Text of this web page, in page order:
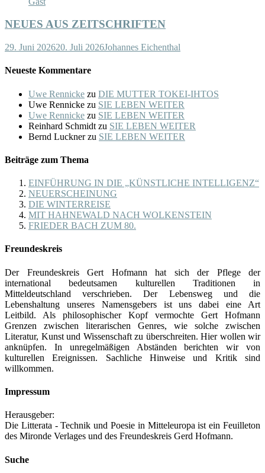
NEUES AUS ZEITSCHRIFTEN
29. Juni 202620. Juli 2026Johannes Eichenthal
Neueste Kommentare
Uwe Rennicke zu DIE MUTTER TOKEI-IHTOS
Uwe Rennicke zu SIE LEBEN WEITER
Uwe Rennicke zu SIE LEBEN WEITER
Reinhard Schmidt zu SIE LEBEN WEITER
Bernd Lucknerzu SIE LEBEN WEITER
Beiträge zum Thema
EINFÜHRUNG IN DIE „KÜNSTLICHE INTELLIGENZ“
NEUERSCHEINUNG
DIE WINTERREISE
MIT HAHNEWALD NACH WOLKENSTEIN
FRIEDER BACH ZUM 80.
Freundeskreis
Der Freundeskreis Gert Hofmann hat sich der Pflege der
international bedeutsamen kulturellen Traditionen in
Mitteldeutschland verschrieben. Der Lebensweg und die
Lebenshaltung unseres Namensgebers ist uns dabei eine Art
Leitbild. Als philosophischer Kopf vermochte Gert Hofmann
Grenzen zwischen literarischen Genres, wie solche zwischen
Literatur, Kunst und Wissenschaft zu überschreiten. Hier wollen wir
anknüpfen. In unregelmäßigen Abständen berichten wir von
kulturellen Ereignissen. Sachliche Hinweise und Kritik sind
willkommen.
Impressum
Herausgeber:
Die Litterata - Technik und Poesie in Mitteleuropa ist ein Feuilleton
des Mironde Verlages und des Freundeskreis Gerd Hofmann.
Suche